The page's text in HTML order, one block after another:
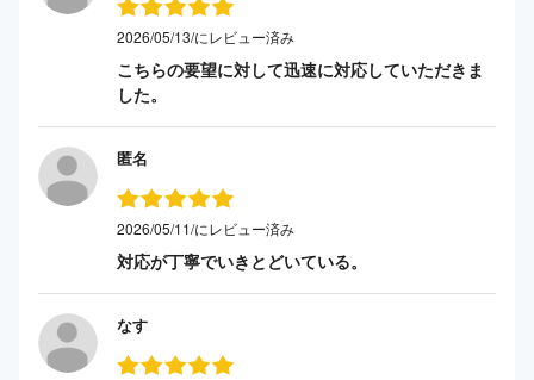
2026/05/13/にレビュー済み
こちらの要望に対して迅速に対応していただきま
した。
匿名
2026/05/11/にレビュー済み
対応が丁寧でいきとどいている。
なす